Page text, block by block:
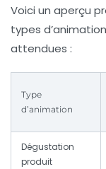
Voici un aperçu
types
attendues :
Type
d’animation
Dégustation
produit